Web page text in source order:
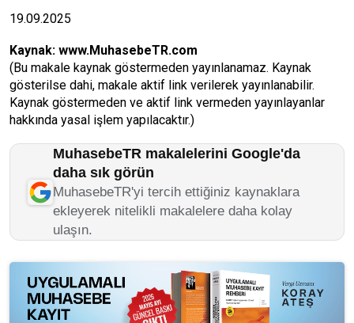
19.09.2025
Kaynak: www.MuhasebeTR.com
(Bu makale kaynak göstermeden yayınlanamaz. Kaynak
gösterilse dahi, makale aktif link verilerek yayınlanabilir.
Kaynak göstermeden ve aktif link vermeden yayınlayanlar
hakkında yasal işlem yapılacaktır.)
MuhasebeTR makalelerini Google'da
daha sık görün
MuhasebeTR'yi tercih ettiğiniz kaynaklara
ekleyerek nitelikli makalelere daha kolay
ulaşın.